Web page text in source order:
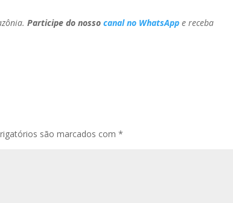
Participe do nossocanal no WhatsAppe receba
são marcados com*